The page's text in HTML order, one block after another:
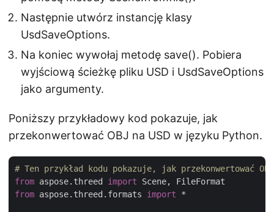
Następnie utwórz instancję klasy
UsdSaveOptions.
Na koniec wywołaj metodę save(). Pobiera
wyjściową ścieżkę pliku USD i UsdSaveOptions
jako argumenty.
Poniższy przykładowy kod pokazuje, jak
przekonwertować OBJ na USD w języku Python.
# Ten przykład kodu pokazuje, jak przekonwertować
from aspose.threed import
from aspose.threed.formats import *